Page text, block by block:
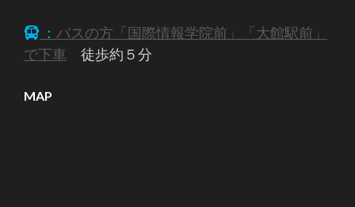
： バスの方「国際情報学院前」「大館駅前」
で下車 徒歩約５分
MAP